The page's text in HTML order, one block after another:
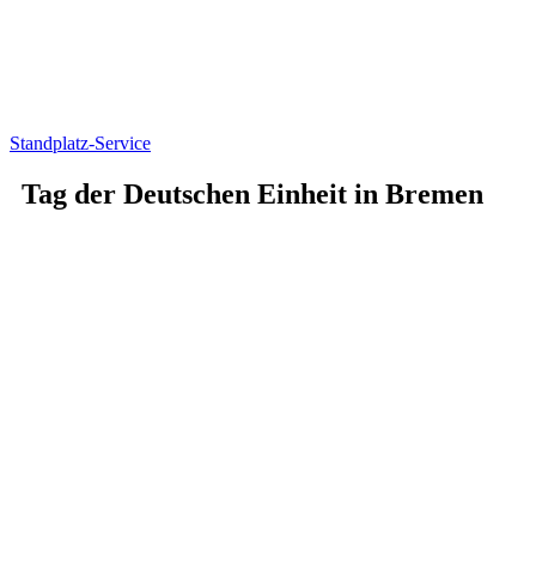
Standplatz-Service
Tag der Deutschen Einheit in Bremen